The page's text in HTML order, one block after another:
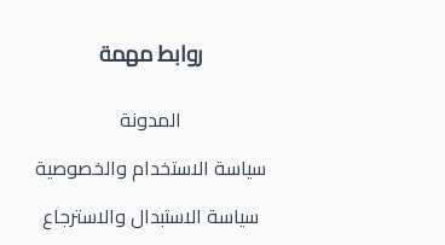
روابط مهمة
المدونة
سياسة الاستخدام والخصوصية
سياسة الاستبدال والاسترجاع